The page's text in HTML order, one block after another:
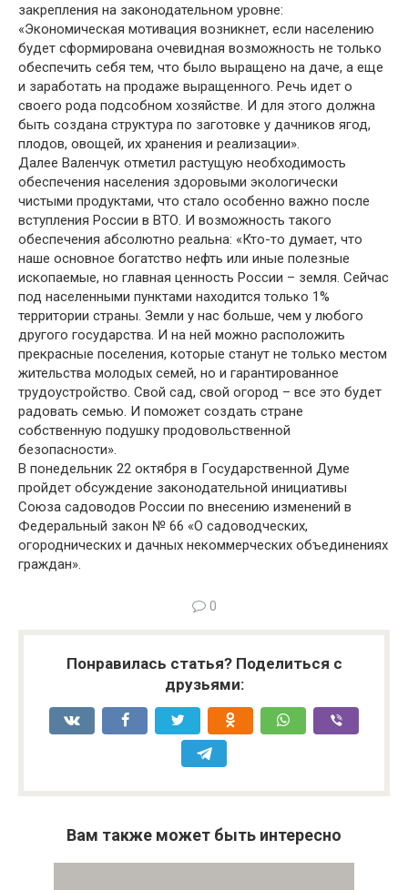
закрепления на законодательном уровне:
«Экономическая мотивация возникнет, если населению
будет сформирована очевидная возможность не только
обеспечить себя тем, что было выращено на даче, а еще
и заработать на продаже выращенного. Речь идет о
своего рода подсобном хозяйстве. И для этого должна
быть создана структура по заготовке у дачников ягод,
плодов, овощей, их хранения и реализации».
Далее Валенчук отметил растущую необходимость
обеспечения населения здоровыми экологически
чистыми продуктами, что стало особенно важно после
вступления России в ВТО. И возможность такого
обеспечения абсолютно реальна: «Кто-то думает, что
наше основное богатство нефть или иные полезные
ископаемые, но главная ценность России – земля. Сейчас
под населенными пунктами находится только 1%
территории страны. Земли у нас больше, чем у любого
другого государства. И на ней можно расположить
прекрасные поселения, которые станут не только местом
жительства молодых семей, но и гарантированное
трудоустройство. Свой сад, свой огород – все это будет
радовать семью. И поможет создать стране
собственную подушку продовольственной
безопасности».
В понедельник 22 октября в Государственной Думе
пройдет обсуждение законодательной инициативы
Союза садоводов России по внесению изменений в
Федеральный закон № 66 «О садоводческих,
огороднических и дачных некоммерческих объединениях
граждан».
0
Понравилась статья? Поделиться с
друзьями:
Вам также может быть интересно